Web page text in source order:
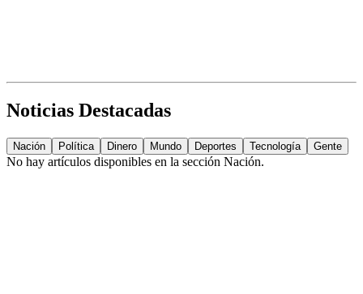
Noticias Destacadas
Nación Política Dinero Mundo Deportes Tecnología Gente
No hay artículos disponibles en la sección Nación.